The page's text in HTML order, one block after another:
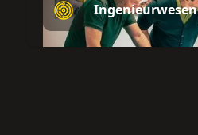
Ingenieurwesen